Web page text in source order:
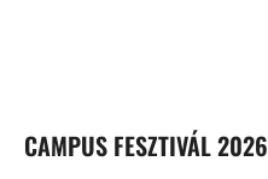
CAMPUS FESZTIVÁL 2026